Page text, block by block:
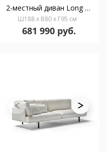
2-местный диван Long Island 77847
Ш188 x В80 x Г95 см
681 990 руб.